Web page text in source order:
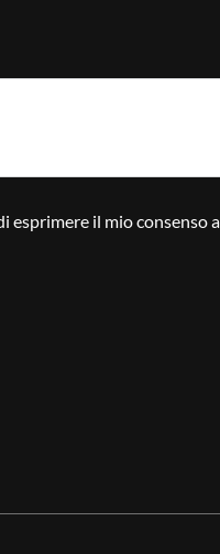
esprimere il mio consenso